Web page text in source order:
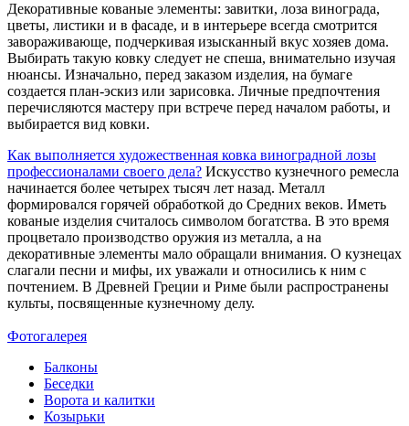
Декоративные кованые элементы: завитки, лоза винограда,
цветы, листики и в фасаде, и в интерьере всегда смотрится
завораживающе, подчеркивая изысканный вкус хозяев дома.
Выбирать такую ковку следует не спеша, внимательно изучая
нюансы. Изначально, перед заказом изделия, на бумаге
создается план-эскиз или зарисовка. Личные предпочтения
перечисляются мастеру при встрече перед началом работы, и
выбирается вид ковки.
Как выполняется художественная ковка виноградной лозы
профессионалами своего дела? Искусство кузнечного ремесла
начинается более четырех тысяч лет назад. Металл
формировался горячей обработкой до Средних веков. Иметь
кованые изделия считалось символом богатства. В это время
процветало производство оружия из металла, а на
декоративные элементы мало обращали внимания. О кузнецах
слагали песни и мифы, их уважали и относились к ним с
почтением. В Древней Греции и Риме были распространены
культы, посвященные кузнечному делу.
Фотогалерея
Балконы
Беседки
Ворота и калитки
Козырьки